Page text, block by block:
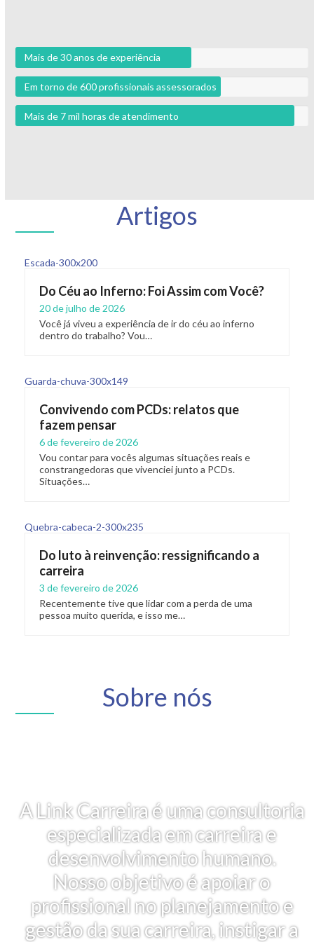
Mais de 30 anos de experiência
Em torno de 600 profissionais assessorados
Mais de 7 mil horas de atendimento
Artigos
Do Céu ao Inferno: Foi Assim com Você?
20 de julho de 2026
Você já viveu a experiência de ir do céu ao inferno
dentro do trabalho? Vou…
Convivendo com PCDs: relatos que
fazem pensar
6 de fevereiro de 2026
Vou contar para vocês algumas situações reais e
constrangedoras que vivenciei junto a PCDs.
Situações…
Do luto à reinvenção: ressignificando a
carreira
3 de fevereiro de 2026
Recentemente tive que lidar com a perda de uma
pessoa muito querida, e isso me…
Sobre nós
A Link Carreira é uma consultoria
especializada em carreira e
desenvolvimento humano.
Nosso objetivo é apoiar o
profissional no planejamento e
gestão da sua carreira, instigar a